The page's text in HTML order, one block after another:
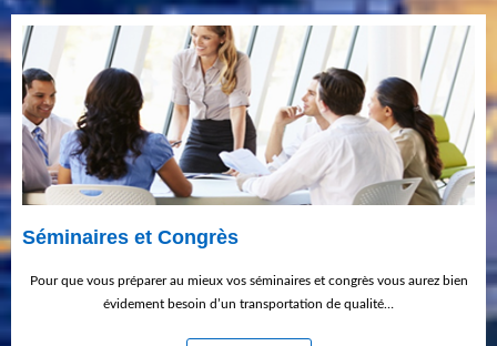
Séminaires et Congrès
Pour que vous préparer au mieux vos séminaires et congrès vous aurez bien
évidement besoin d’un transportation de qualité…